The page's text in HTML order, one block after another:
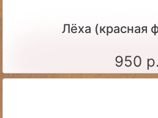
Лёха (красная
950 р.